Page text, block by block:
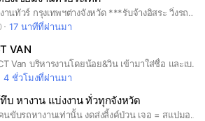
งานสนามบิน งานทัวร์ กรุงเทพฯต่างจังหวัด ***รับจ้างอิสระ วิ่งรถส่งลูกค้า *** #รถป้ายดำ #รถป้ายเขียว #ห้องงาน #รับส่งลูกค้า #งานสนามบิน #หาคนขับรถ #รับงานขับรถ #ขับรถ #ขับรถกรุงเทพทัพยา
17 นาทีที่ผ่านมา
VAN
ห้องงานรถตู้ CT Van บริหารงานโดยน้อย&วิน เข้ามาใส่ชื่อ และเบอร์โทร #รถตู้ #Van #หารถ #หาคนขับ #Changthaitravel
4 ชั่วโมงที่ผ่านมา
บ หางาน แบ่งงาน ทั่วทุกจังหวัด
#กลุ่มสำหรับคนขับรถหางานเท่านั้น งดส่งลิ้งค์ป่วน เจอ = สแปมออกทันที ‼️